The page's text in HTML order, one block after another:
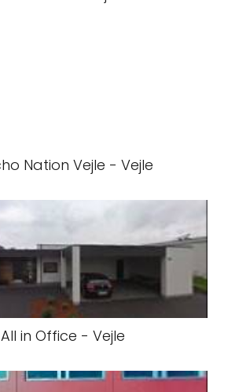
Nation Vejle - Vejle
All in Office - Vejle